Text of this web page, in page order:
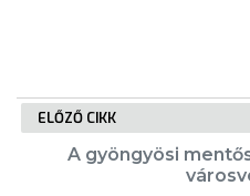
BEJELENTŐ
ELŐZŐ CIKK
A gyöngyösi